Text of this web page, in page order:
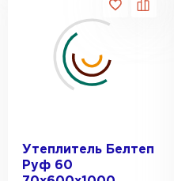
Утеплитель Белтеп
Руф 60